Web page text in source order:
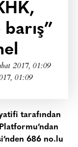
2017, 01:09
01:09
tarafından
686 no.lu